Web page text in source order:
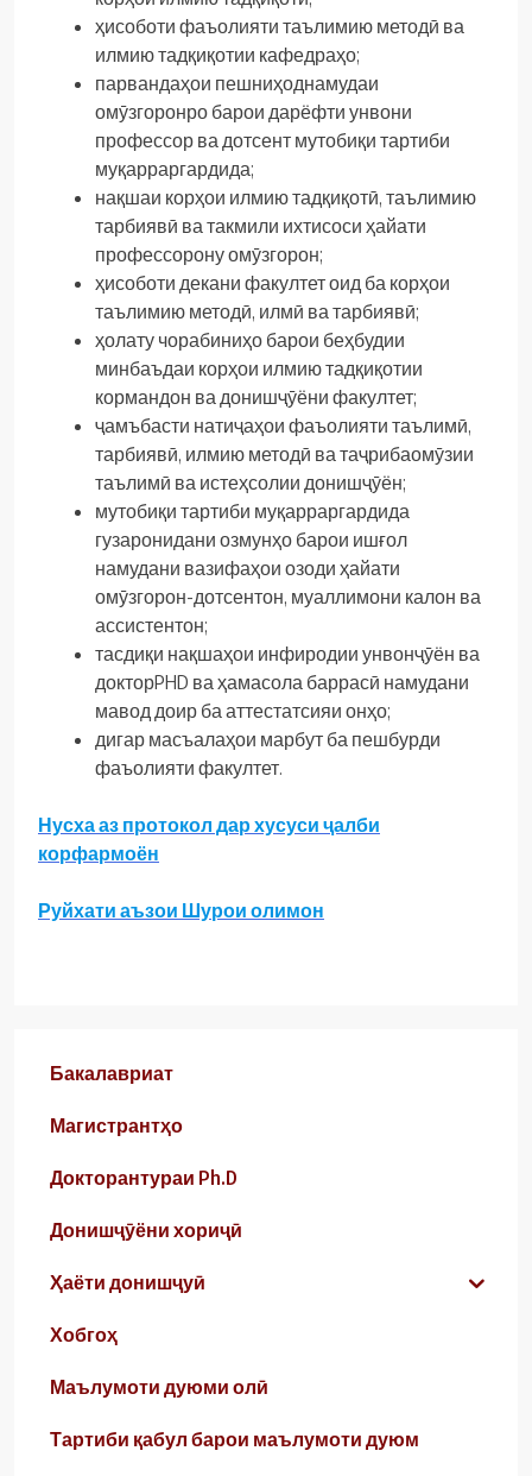
ҳисоботи фаъолияти таълимию методӣ ва
илмию тадқиқотии кафедраҳо;
парвандаҳои пешниҳоднамудаи
омӯзгоронро барои дарёфти унвони
профессор ва дотсент мутобиқи тартиби
муқарраргардида;
нақшаи корҳои илмию тадқиқотӣ, таълимию
тарбиявӣ ва такмили ихтисоси ҳайати
профессорону омӯзгорон;
ҳисоботи декани факултет оид ба корҳои
таълимию методӣ, илмӣ ва тарбиявӣ;
ҳолату чорабиниҳо барои беҳбудии
минбаъдаи корҳои илмию тадқиқотии
кормандон ва донишҷӯёни факултет;
ҷамъбасти натиҷаҳои фаъолияти таълимӣ,
тарбиявӣ, илмию методӣ ва таҷрибаомӯзии
таълимӣ ва истеҳсолии донишҷӯён;
мутобиқи тартиби муқарраргардида
гузаронидани озмунҳо барои ишғол
намудани вазифаҳои озоди ҳайати
омӯзгорон-дотсентон, муаллимони калон ва
ассистентон;
тасдиқи нақшаҳои инфиродии унвонҷӯён ва
докторPHD ва ҳамасола баррасӣ намудани
мавод доир ба аттестатсияи онҳо;
дигар масъалаҳои марбут ба пешбурди
фаъолияти факултет.
Нусха аз протокол дар хусуси ҷалби
корфармоён
Руйхати аъзои Шурои олимон
Бакалавриат
Магистрантҳо
Докторантураи Ph.D
Донишҷӯёни хориҷӣ
Ҳаёти донишҷуӣ
Хобгоҳ
Маълумоти дуюми олӣ
Тартиби қабул барои маълумоти дуюм